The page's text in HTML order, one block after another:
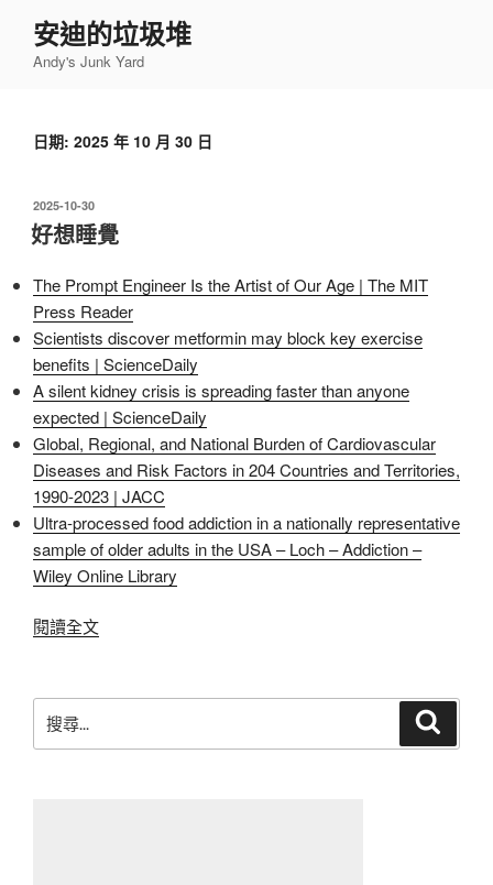
安迪的垃圾堆
Andy's Junk Yard
日期: 2025 年 10 月 30 日
發
佈
於
2025-10-30
好想睡覺
The Prompt Engineer Is the Artist of Our Age | The MIT
Press Reader
Scientists discover metformin may block key exercise
benefits | ScienceDaily
A silent kidney crisis is spreading faster than anyone
expected | ScienceDaily
Global, Regional, and National Burden of Cardiovascular
Diseases and Risk Factors in 204 Countries and Territories,
1990-2023 | JACC
Ultra‐processed food addiction in a nationally representative
sample of older adults in the USA – Loch – Addiction –
Wiley Online Library
閱讀全文〈好
覺〉
尋